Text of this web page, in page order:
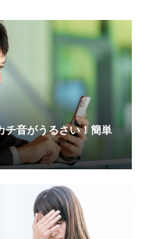
チ音がうるさい！簡単